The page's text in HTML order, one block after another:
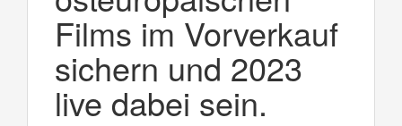
Films im Vorverkauf
sichern und 2023
live dabei sein.